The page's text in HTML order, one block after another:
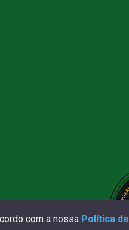
com a nossa Política de